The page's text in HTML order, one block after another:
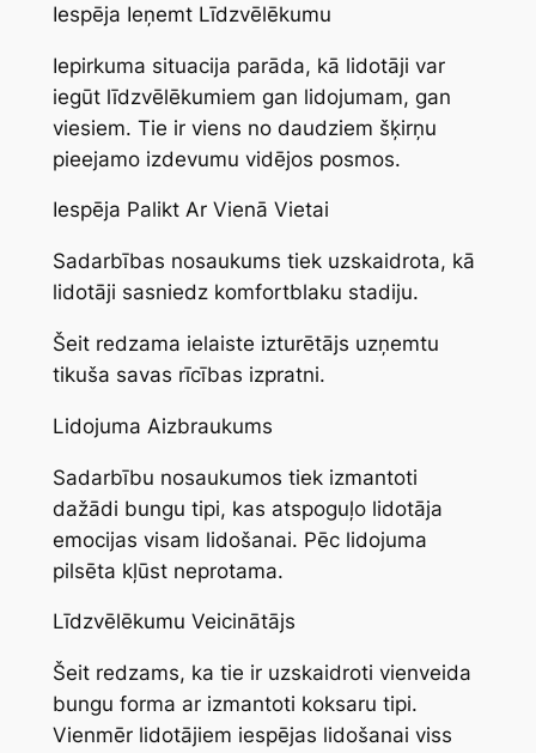
Iespēja Ieņemt Līdzvēlēkumu
Iepirkuma situacija parāda, kā lidotāji var
iegūt līdzvēlēkumiem gan lidojumam, gan
viesiem. Tie ir viens no daudziem šķirņu
pieejamo izdevumu vidējos posmos.
Iespēja Palikt Ar Vienā Vietai
Sadarbības nosaukums tiek uzskaidrota, kā
lidotāji sasniedz komfortblaku stadiju.
Šeit redzama ielaiste izturētājs uzņemtu
tikuša savas rīcības izpratni.
Lidojuma Aizbraukums
Sadarbību nosaukumos tiek izmantoti
dažādi bungu tipi, kas atspoguļo lidotāja
emocijas visam lidošanai. Pēc lidojuma
pilsēta kļūst neprotama.
Līdzvēlēkumu Veicinātājs
Šeit redzams, ka tie ir uzskaidroti vienveida
bungu forma ar izmantoti koksaru tipi.
Vienmēr lidotājiem iespējas lidošanai viss